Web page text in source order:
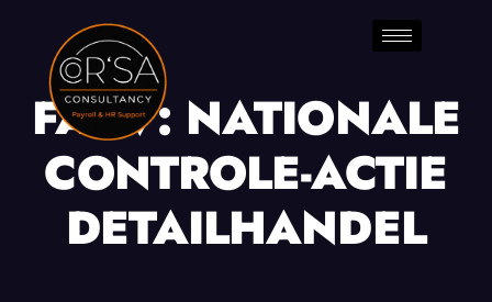
FAVV: NATIONALE
CONTROLE-ACTIE
DETAILHANDEL